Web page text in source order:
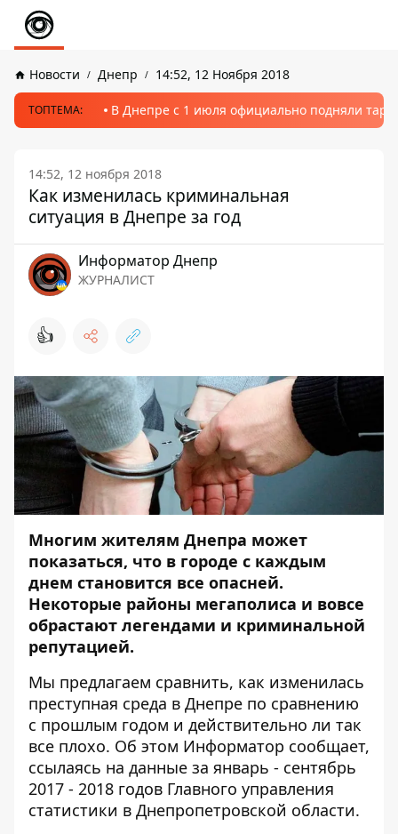
Новости Днепр 14:52, 12 Ноября 2018
ТОПТЕМА: В Днепре с 1 июля официально подняли
14:52, 12 ноября 2018
Как изменилась криминальная
ситуация в Днепре за год
Информатор Днепр
ЖУРНАЛИСТ
👍
Многим жителям Днепра может
показаться, что в городе с каждым
днем становится все опасней.
Некоторые районы мегаполиса и вовсе
обрастают легендами и криминальной
репутацией.
Мы предлагаем сравнить, как изменилась
преступная среда в Днепре по сравнению
с прошлым годом и действительно ли так
все плохо. Об этом Информатор сообщает,
ссылаясь на данные за январь - сентябрь
2017 - 2018 годов Главного управления
статистики в Днепропетровской области.